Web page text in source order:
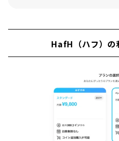
同一料金で泊まれること
HafH（ハフ）の